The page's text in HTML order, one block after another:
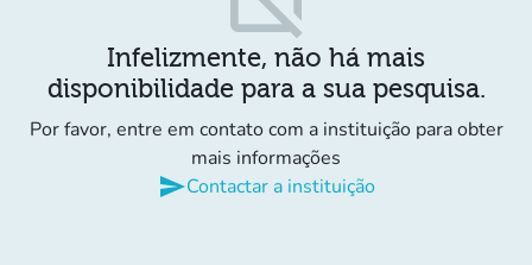
Infelizmente, não há mais
disponibilidade para a sua pesquisa.
Por favor, entre em contato com a instituição para obter
mais informações
sendContactar a instituição